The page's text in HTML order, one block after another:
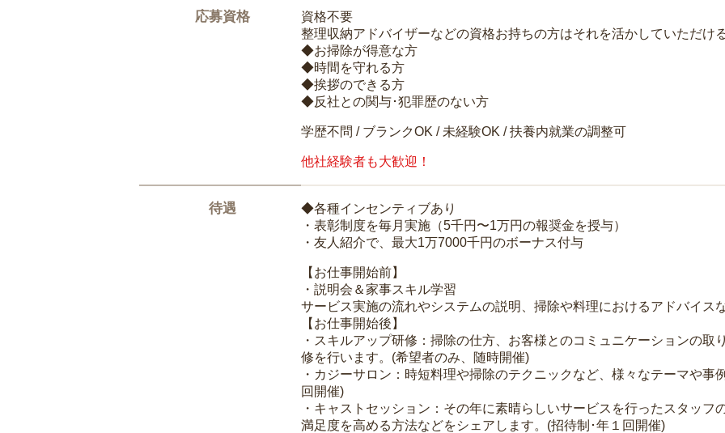
応募資格
資格不要
整理収納アドバイザーなどの資格お持ちの方はそれを活かしていただけ
◆お掃除が得意な方
◆時間を守れる方
◆挨拶のできる方
◆反社との関与･犯罪歴のない方
学歴不問 / ブランクOK / 未経験OK / 扶養内就業の調整可
他社経験者も大歓迎！
待遇
◆各種インセンティブあり
・表彰制度を毎月実施（5千円〜1万円の報奨金を授与）
・友人紹介で、最大1万7000千円のボーナス付与
【お仕事開始前】
・説明会＆家事スキル学習
サービス実施の流れやシステムの説明、掃除や料理におけるアドバイス
【お仕事開始後】
・スキルアップ研修：掃除の仕方、お客様とのコミュニケーションの
修を行います。(希望者のみ、随時開催)
・カジーサロン：時短料理や掃除のテクニックなど、様々なテーマや事
回開催)
・キャストセッション：その年に素晴らしいサービスを行ったスタッ
満足度を高める方法などをシェアします。(招待制･年１回開催)